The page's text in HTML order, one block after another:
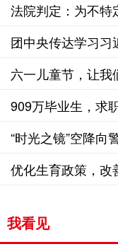
法院判定：为不特
共利益
团中央传达学习
神
六一儿童节，让我
909万毕业生，求
“时光之镜”空降向
优化生育政策，改
我看见